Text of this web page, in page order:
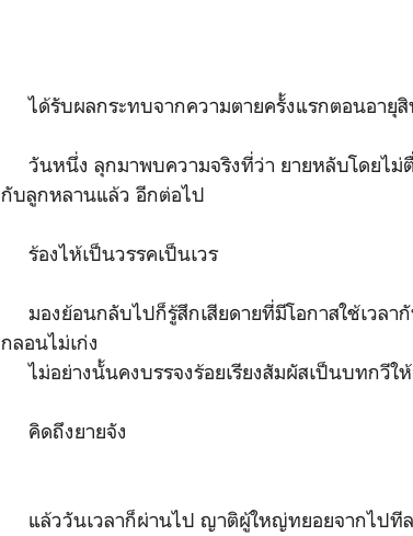
ได้รับผลกระทบจากความตายครั้งแรกตอนอายุสิ
วันหนึ่ง ลุกมาพบความจริงที่ว่า ยายหลับโดยไ
กับลูกหลานแล้ว อีกต่อไป
ร้องไห้เป็นวรรคเป็นเวร
มองย้อนกลับไปก็รู้สึกเสียดายที่มีโอกาสใช้เวลา
กลอนไม่เก่ง
ไม่อย่างนั้นคงบรรจงร้อยเรียงสัมผัสเป็นบทกวีใ
คิดถึงยายจัง
แล้ววันเวลาก็ผ่านไป ญาติผู้ใหญ่ทยอยจากไปที